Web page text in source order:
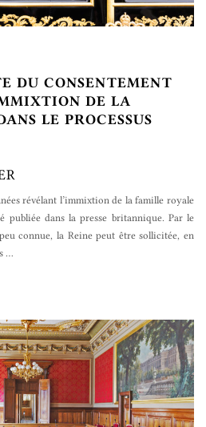
DU CONSENTEMENT
DE LA
LE PROCESSUS
révélant l’immixtion de la famille royale
publiée dans la presse britannique. Par le
connue, la Reine peut être sollicitée, en
…